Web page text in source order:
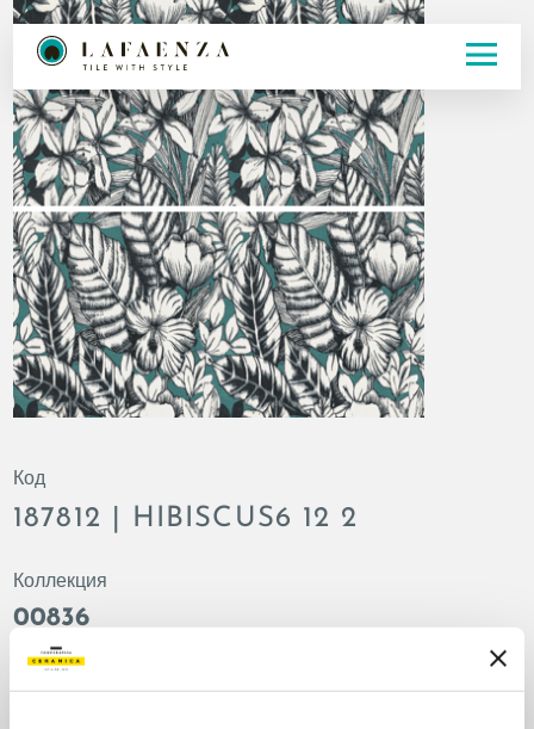
Код
187812 | HIBISCUS6 12 2
Коллекция
00836
Цвет:
Зеленый
Естественный